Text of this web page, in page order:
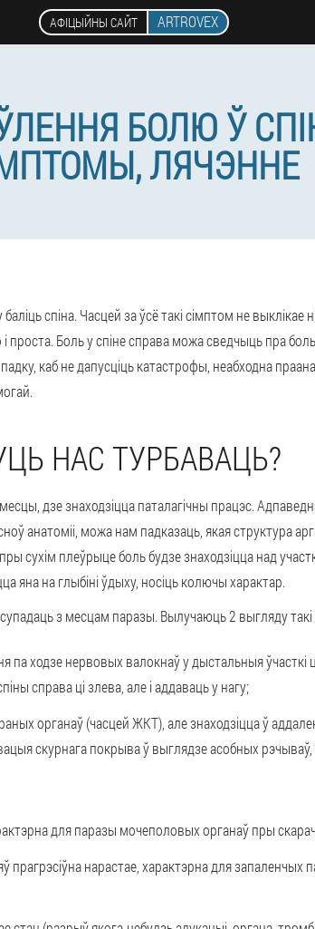
АФІЦЫЙНЫ САЙТ ARTROVEX
БОЛЮ Ў
ЛЯЧЭННЕ
спіна. Часцей за ўсё такі сімптом не выклікае
і проста. Боль у спіне справа можа сведчыць пра
каб не дапусціць катастрофы, неабходна
НАС ТУРБАВАЦЬ?
дзе знаходзіцца паталагічны працэс.
анатоміі, можа нам падказаць, якая структура
сухім плеўрыце боль будзе знаходзіцца над
яна на глыбіні ўдыху, носіць колючы характар.
з месцам паразы. Вылучаюць 2 выгляду
па ходзе нервовых валокнаў у дыстальныя
справа ці злева, але і аддаваць у нагу;
органаў (часцей ЖКТ), але знаходзіцца ў
скурнага покрыва ў выглядзе асобных
для паразы мочеполовых органаў пры
нарастае, характэрна для запаленчых